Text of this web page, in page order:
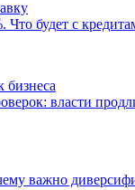
будет с
власти
важно